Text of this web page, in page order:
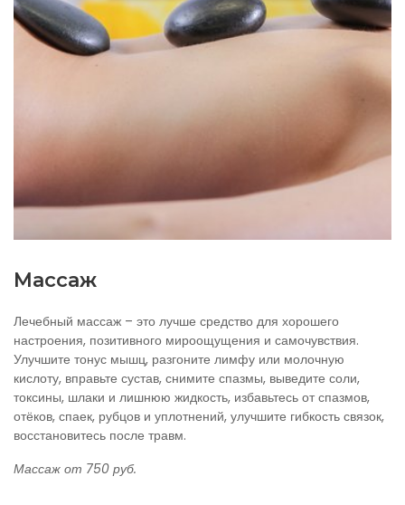
Массаж
Лечебный массаж – это лучше средство для хорошего
настроения, позитивного мироощущения и самочувствия.
Улучшите тонус мышц, разгоните лимфу или молочную
кислоту, вправьте сустав, снимите спазмы, выведите соли,
токсины, шлаки и лишнюю жидкость, избавьтесь от спазмов,
отёков, спаек, рубцов и уплотнений, улучшите гибкость связок,
восстановитесь после травм.
Массаж от 750 руб.